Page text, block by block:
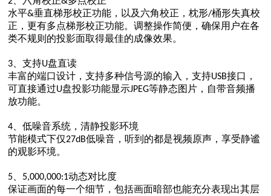
水平&垂直梯形校正功能，以及六角校正，枕形/桶形失真校
正，更有多点梯形校正功能。调整操作简便，确保用户在各
类不规则的投影面取得最佳的成像效果。
3 、支持U盘直读
丰富的端口设计，支持多种信号源的输入，支持USB接口，
可直接通过U盘投影功能显示JPEG等静态图片，自带音频播
放功能。
4 、低噪音系统，清静投影环境
节能模式下仅27dB低噪音，听到的都是视频原声，享受静谧
的观影环境。
5 5,000,000:1动态对比度
保证画面的每一个细节，包括画面暗部也能充分表现出其层